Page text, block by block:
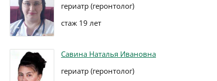
гериатр (геронтолог)
стаж 19 лет
Савина Наталья Ивановна
гериатр (геронтолог)